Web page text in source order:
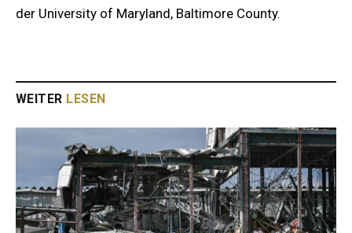
der University of Maryland, Baltimore County.
WEITER LESEN